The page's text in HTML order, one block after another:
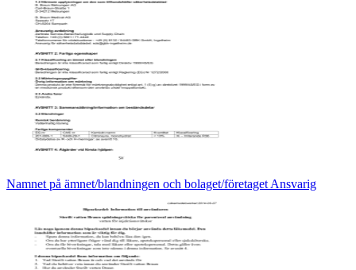
Namnet på ämnet/blandningen och bolaget/företaget Ansvarig